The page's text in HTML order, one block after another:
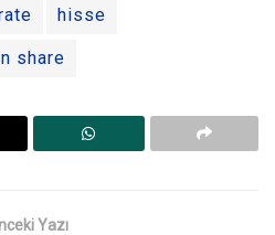
hisse
share
Yazı